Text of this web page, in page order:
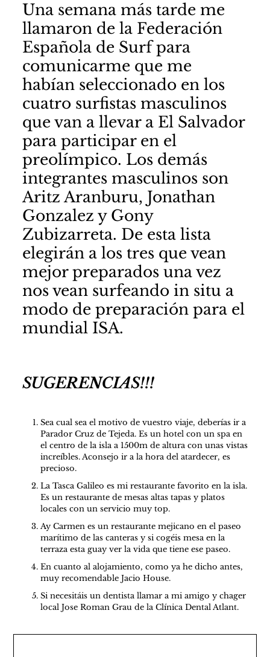
Una semana más tarde me
llamaron de la Federación
Española de Surf para
comunicarme que me
habían seleccionado en los
cuatro surfistas masculinos
que van a llevar a El Salvador
para participar en el
preolímpico. Los demás
integrantes masculinos son
Aritz Aranburu, Jonathan
Gonzalez y Gony
Zubizarreta. De esta lista
elegirán a los tres que vean
mejor preparados una vez
nos vean surfeando in situ a
modo de preparación para el
mundial ISA.
SUGERENCIAS!!!
Sea cual sea el motivo de vuestro viaje, deberías ir a
Parador Cruz de Tejeda. Es un hotel con un spa en
el centro de la isla a 1500m de altura con unas vistas
increíbles. Aconsejo ir a la hora del atardecer, es
precioso.
La Tasca Galileo es mi restaurante favorito en la isla.
Es un restaurante de mesas altas tapas y platos
locales con un servicio muy top.
Ay Carmen es un restaurante mejicano en el paseo
marítimo de las canteras y si cogéis mesa en la
terraza esta guay ver la vida que tiene ese paseo.
En cuanto al alojamiento, como ya he dicho antes,
muy recomendable Jacio House.
Si necesitáis un dentista llamar a mi amigo y chager
local Jose Roman Grau de la Clínica Dental Atlant.